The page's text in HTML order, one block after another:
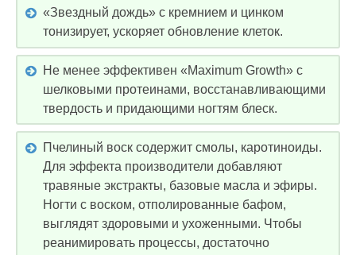
«Звездный дождь» с кремнием и цинком
тонизирует, ускоряет обновление клеток.
Не менее эффективен «Maximum Growth» с
шелковыми протеинами, восстанавливающими
твердость и придающими ногтям блеск.
Пчелиный воск содержит смолы, каротиноиды.
Для эффекта производители добавляют
травяные экстракты, базовые масла и эфиры.
Ногти с воском, отполированные бафом,
выглядят здоровыми и ухоженными. Чтобы
реанимировать процессы, достаточно